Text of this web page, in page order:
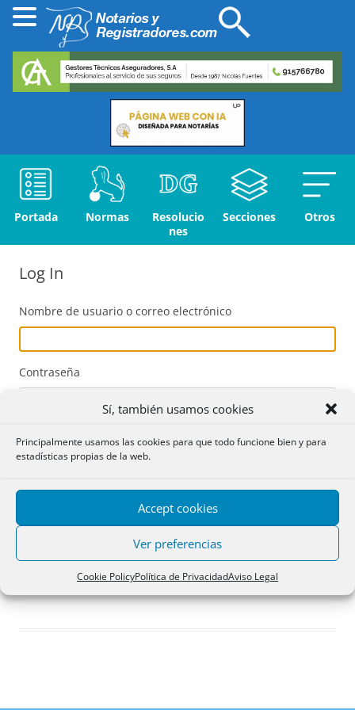
Sí, también usamos cookies
Principalmente usamos las cookies para que todo funcione bien y para
estadísticas propias de la web.
Accept cookies
Ver preferencias
Cookie PolicyPolítica de PrivacidadAviso Legal
Portada Normas
Resolucio
nes
Secciones Otros
Log In
Nombre de usuario o correo electrónico
Contraseña
Acceder
Registro
¿Has olvidado tu contraseña?